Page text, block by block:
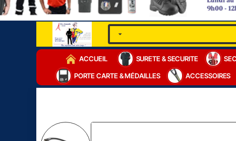
ACCUEIL SURETE & SECURITE
PORTE CARTE & MÉDAILLES ACCESSOIRES